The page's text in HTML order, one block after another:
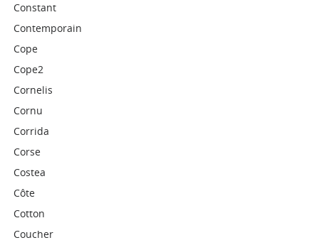
Constant
Contemporain
Cope
Cope2
Cornelis
Cornu
Corrida
Corse
Costea
Côte
Cotton
Coucher